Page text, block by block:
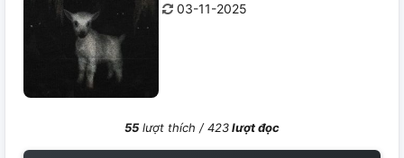
03-11-2025
55 lượt thích /423lượt đọc